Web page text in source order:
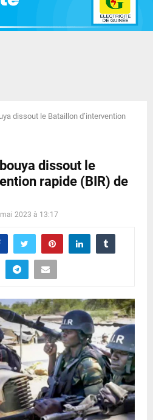
dissout le Bataillon d’intervention
dissout le
rapide (BIR) de
2023 à 13:17